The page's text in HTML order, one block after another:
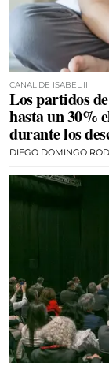
CANAL DE ISABEL II
Los partidos
hasta un 30%
durante los
DIEGO DOMINGO